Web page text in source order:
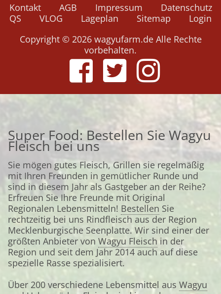
Navigation
überspringen
Kontakt AGB Impressum
Datenschutz
QS
VLOG Lageplan Sitemap
Login
Copyright © 2026 wagyufarm.de Alle Rechte
vorbehalten.
Super Food: Bestellen Sie Wagyu
Fleisch bei uns
Sie mögen gutes Fleisch, Grillen sie regelmäßig
mit Ihren Freunden in gemütlicher Runde und
sind in diesem Jahr als Gastgeber an der Reihe?
Erfreuen Sie Ihre Freunde mit Original
Regionalen Lebensmitteln! Bestellen Sie
rechtzeitig bei uns Rindfleisch aus der Region
Mecklenburgische Seenplatte. Wir sind einer der
größten Anbieter von Wagyu Fleisch in der
Region und seit dem Jahr 2014 auch auf diese
spezielle Rasse spezialisiert.
Über 200 verschiedene Lebensmittel aus Wagyu